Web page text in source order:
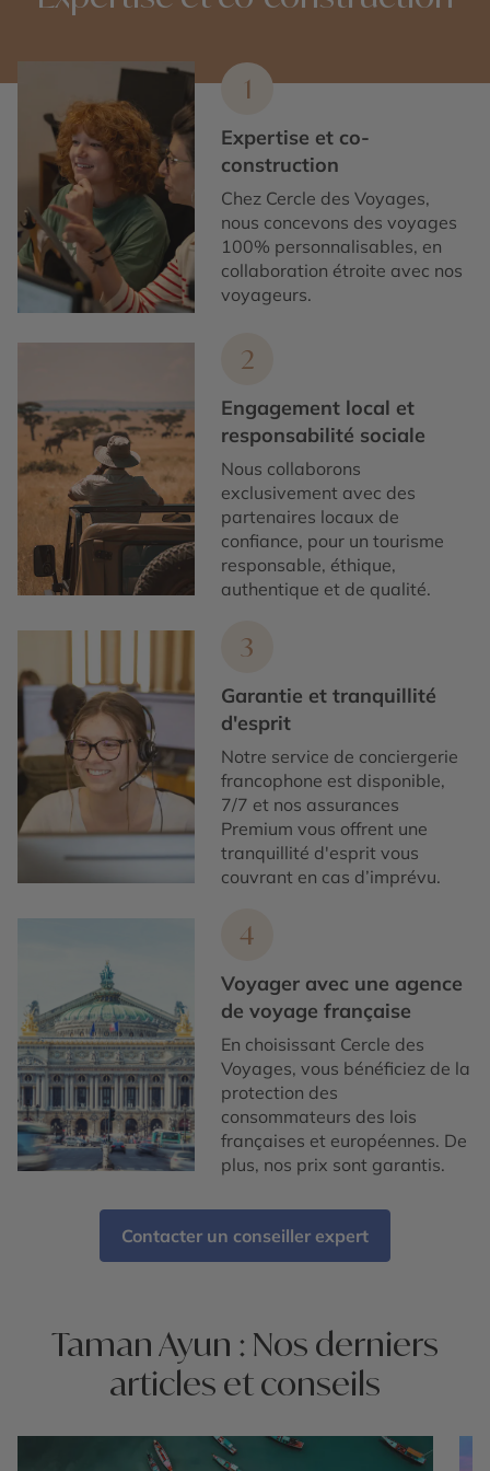
1
Expertise et co-
construction
Chez Cercle des Voyages,
nous concevons des voyages
100% personnalisables, en
collaboration étroite avec nos
voyageurs.
2
Engagement local et
responsabilité sociale
Nous collaborons
exclusivement avec des
partenaires locaux de
confiance, pour un tourisme
responsable, éthique,
authentique et de qualité.
3
Garantie et tranquillité
d'esprit
Notre service de conciergerie
francophone est disponible,
7/7 et nos assurances
Premium vous offrent une
tranquillité d'esprit vous
couvrant en cas d’imprévu.
4
Voyager avec une agence
de voyage française
En choisissant Cercle des
Voyages, vous bénéficiez de la
protection des
consommateurs des lois
françaises et européennes. De
plus, nos prix sont garantis.
Contacter un conseiller expert
Taman Ayun : Nos derniers
articles et conseils